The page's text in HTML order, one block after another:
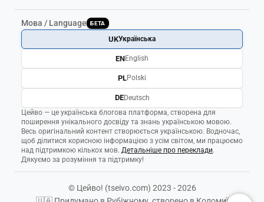
Мова / Language БЕТА
Цейво — це українська блогова платформа, створена для
поширення унікального досвіду та знань українською мовою.
Весь оригінальний контент створюється українською. Водночас,
щоб ділитися корисною інформацією з усім світом, ми працюємо
над підтримкою кількох мов. Детальніше про переклади.
Дякуємо за розуміння та підтримку!
UKУкраїнська
ENEnglish
PLPolski
DEDeutsch
© Цейво! (tseivo.com) 2023 - 2026